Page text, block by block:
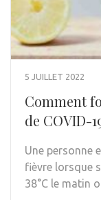
5 JUILLET 2022
Comment
de COVID-
Une personne
fièvre lorsque
38°C le matin